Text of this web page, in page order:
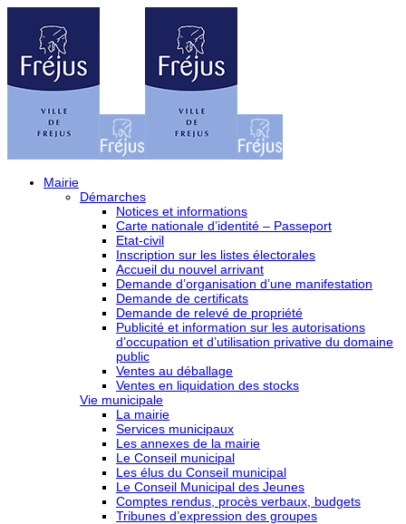
Mairie
Démarches
Notices et informations
Carte nationale d’identité – Passeport
Etat-civil
Inscription sur les listes électorales
Accueil du nouvel arrivant
Demande d’organisation d’une manifestation
Demande de certificats
Demande de relevé de propriété
Publicité et information sur les autorisations
d’occupation et d’utilisation privative du domaine
public
Ventes au déballage
Ventes en liquidation des stocks
Vie municipale
La mairie
Services municipaux
Les annexes de la mairie
Le Conseil municipal
Les élus du Conseil municipal
Le Conseil Municipal des Jeunes
Comptes rendus, procès verbaux, budgets
Tribunes d’expression des groupes